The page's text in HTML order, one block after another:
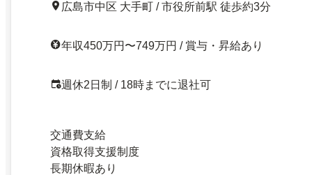
広島市中区 大手町 / 市役所前駅 徒歩約3分
年収450万円〜749万円 / 賞与・昇給あり
週休2日制 / 18時までに退社可
交通費支給
資格取得支援制度
長期休暇あり